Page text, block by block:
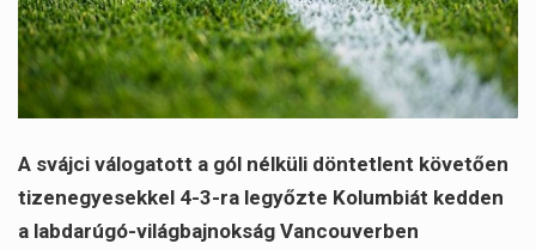
A svájci válogatott a gól nélküli döntetlent követően
tizenegyesekkel 4-3-ra legyőzte Kolumbiát kedden
a labdarúgó-világbajnokság Vancouverben